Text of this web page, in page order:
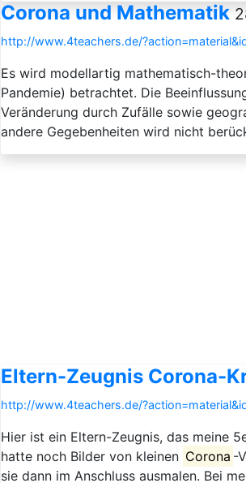
Corona und Mathematik
http://www.4teachers.de/
Es wird modellartig mathematisch-
Pandemie) betrachtet. Die
Veränderung durch Zufälle sowie
andere Gegebenheiten wird nicht
Eltern-Zeugnis Corona-
http://www.4teachers.de/
Hier ist ein Eltern-Zeugnis, das meine
hatte noch Bilder von kleinen Corona -
sie dann im Anschluss ausmalen. Bei